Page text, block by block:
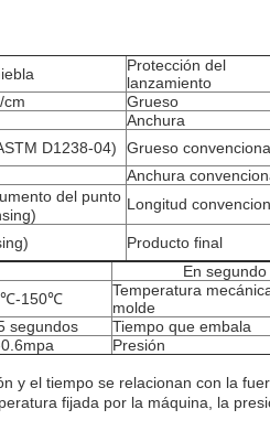
Protección del
lanzamiento
cm Grueso
Anchura
D1238-04) Grueso
Anchura
del punto Longitud
Producto final
En
150℃
Temperatura
molde
segundos Tiempo que embala
Presión
y el tiempo se relacionan con la
fijada por la máquina, la